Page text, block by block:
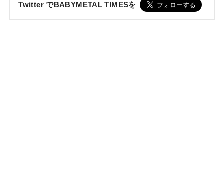
Twitter でBABYMETAL TIMESを